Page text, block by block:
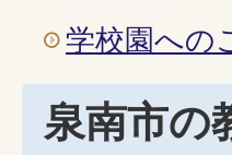
学校園への
泉南市の